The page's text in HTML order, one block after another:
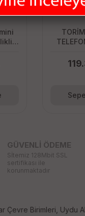
GÜVENLİ ÖDEME
Sİtemiz 128Mbit SSL
sertifikası ile
korunmaktadır
Birimleri, Uydu